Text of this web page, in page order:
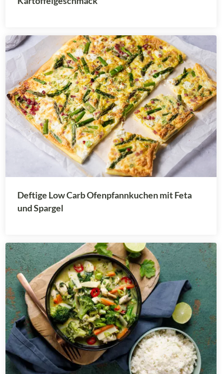
Deftige Low Carb Ofenpfannkuchen mit Feta
und Spargel